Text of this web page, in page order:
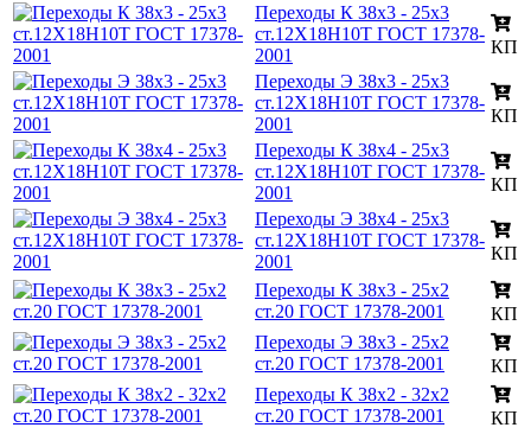
Переходы К 38х3 - 25х3
ст.12Х18Н10Т ГОСТ 17378-
2001
КП
Переходы Э 38х3 - 25х3
ст.12Х18Н10Т ГОСТ 17378-
2001
КП
Переходы К 38х4 - 25х3
ст.12Х18Н10Т ГОСТ 17378-
2001
КП
Переходы Э 38х4 - 25х3
ст.12Х18Н10Т ГОСТ 17378-
2001
КП
Переходы К 38х3 - 25х2
ст.20 ГОСТ 17378-2001
КП
Переходы Э 38х3 - 25х2
ст.20 ГОСТ 17378-2001
КП
Переходы К 38х2 - 32х2
ст.20 ГОСТ 17378-2001
КП